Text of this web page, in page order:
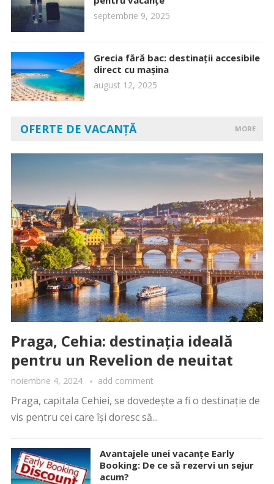
septembrie 9, 2025
Grecia fără bac: destinații accesibile
direct cu mașina
august 12, 2025
OFERTE DE VACANȚĂ MORE
Praga, Cehia: destinația ideală
pentru un Revelion de neuitat
noiembrie 4, 2024 add comment
Praga, capitala Cehiei, se dovedește a fi o destinație de
vis pentru cei care își doresc să...
Avantajele unei vacanțe Early
Booking: De ce să rezervi un sejur
acum?